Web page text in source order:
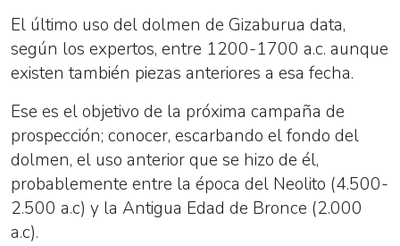
El último uso del dolmen de Gizaburua data,
según los expertos, entre 1200-1700 a.c. aunque
existen también piezas anteriores a esa fecha.
Ese es el objetivo de la próxima campaña de
prospección; conocer, escarbando el fondo del
dolmen, el uso anterior que se hizo de él,
probablemente entre la época del Neolito (4.500-
2.500 a.c) y la Antigua Edad de Bronce (2.000
a.c).